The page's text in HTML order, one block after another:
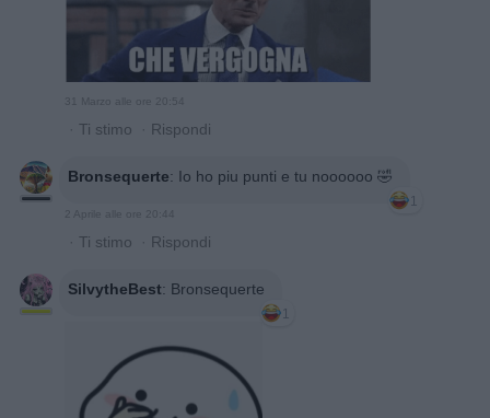
31 Marzo alle ore 20:54
· Ti stimo · Rispondi
Bronsequerte: Io ho piu punti e tu noooooo 🤣
1
2 Aprile alle ore 20:44
· Ti stimo · Rispondi
SilvytheBest: Bronsequerte
1